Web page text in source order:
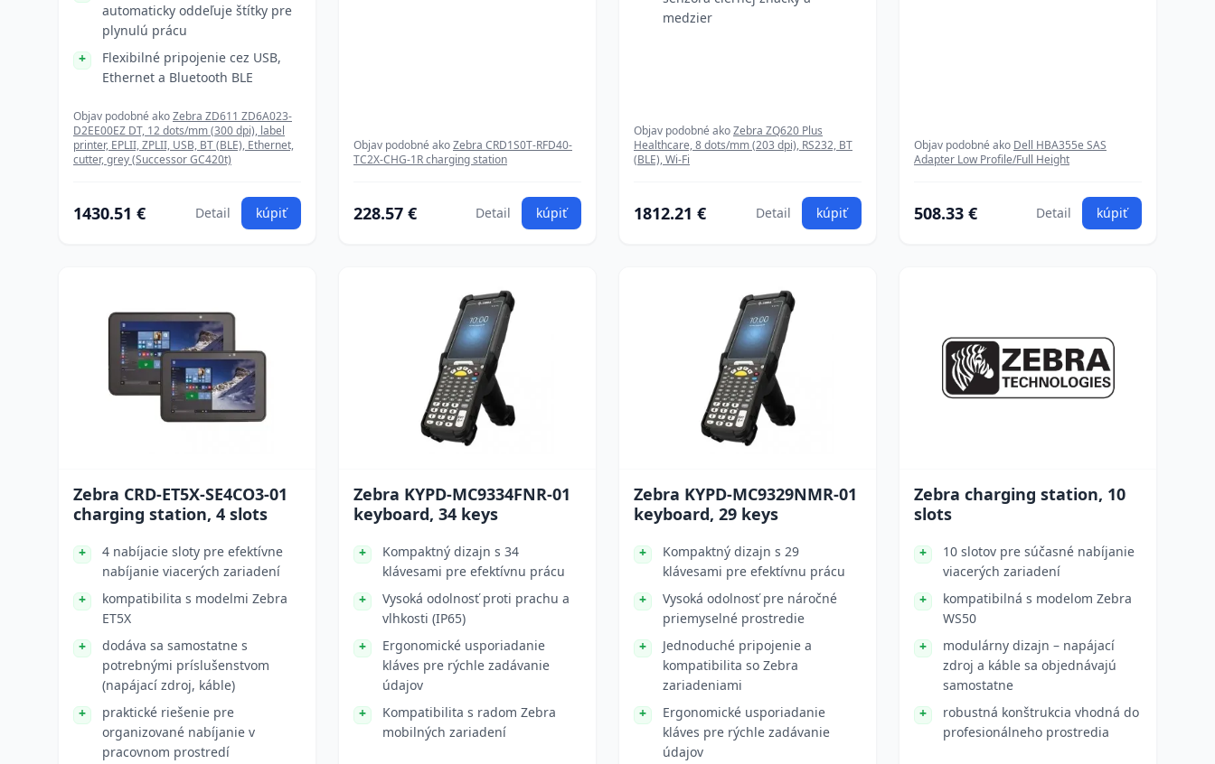
automaticky oddeľuje štítky pre
plynulú prácu
Flexibilné pripojenie cez USB,
Ethernet a Bluetooth BLE
Objav podobné akoZebra ZD611 ZD6A023-
D2EE00EZ DT, 12 dots/mm (300 dpi), label
printer, EPLII, ZPLII, USB, BT (BLE), Ethernet,
cutter, grey (Successor GC420t)
1430.51 € Detail kúpiť
Objav podobné akoZebra CRD1S0T-RFD40-
TC2X-CHG-1R charging station
228.57 € Detail kúpiť
medzier
Objav podobné akoZebra ZQ620 Plus
Healthcare, 8 dots/mm (203 dpi), RS232, BT
(BLE), Wi-Fi
1812.21 € Detail kúpiť
Objav podobné ako Dell HBA355e SAS
Adapter Low Profile/Full Height
508.33 € Detail kúpiť
Zebra CRD-ET5X-SE4CO3-01
charging station, 4 slots
4 nabíjacie sloty pre efektívne
nabíjanie viacerých zariadení
kompatibilita s modelmi Zebra
ET5X
dodáva sa samostatne s
potrebnými príslušenstvom
(napájací zdroj, káble)
praktické riešenie pre
organizované nabíjanie v
pracovnom prostredí
Zebra KYPD-MC9334FNR-01
keyboard, 34 keys
Kompaktný dizajn s 34
klávesami pre efektívnu prácu
Vysoká odolnosť proti prachu a
vlhkosti (IP65)
Ergonomické usporiadanie
kláves pre rýchle zadávanie
údajov
Kompatibilita s radom Zebra
mobilných zariadení
Zebra KYPD-MC9329NMR-01
keyboard, 29 keys
Kompaktný dizajn s 29
klávesami pre efektívnu prácu
Vysoká odolnosť pre náročné
priemyselné prostredie
Jednoduché pripojenie a
kompatibilita so Zebra
zariadeniami
Ergonomické usporiadanie
kláves pre rýchle zadávanie
údajov
Zebra charging station, 10
slots
10 slotov pre súčasné nabíjanie
viacerých zariadení
kompatibilná s modelom Zebra
WS50
modulárny dizajn – napájací
zdroj a káble sa objednávajú
samostatne
robustná konštrukcia vhodná do
profesionálneho prostredia